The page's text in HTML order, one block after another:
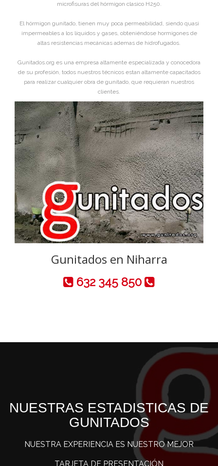
microfisuras del hórmigon clasico H250.
El hórmigon gunitado, tienen muy poca permeabilidad, siendo quasi
impermeables a los líquidos y gases, obteniéndose hormigones de
altas resistencias mecánicas ademas de hidrofugados.
Gunitados.org es una empresa altamente especializada y conocedora
de su profesión, todos nuestros técnicos estan altamente capacitados
para realizar cualquier obra de gunitado, que requieran nuestros
clientes.
Gunitados en Niharra
632 345 850
NUESTRAS ESTADISTICAS DE
GUNITADOS
NUESTRA EXPERIENCIA ES NUESTRO MEJOR
TARJETA DE PRESENTACIÓN